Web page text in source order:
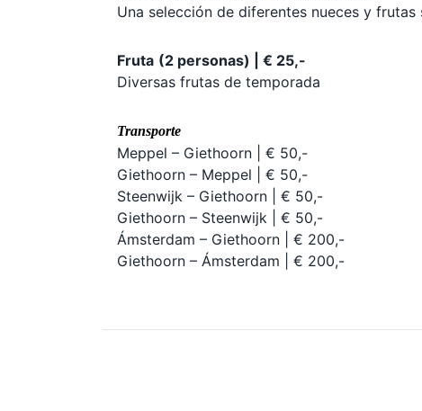
Una selección de diferentes nueces y frutas
Fruta (2 personas) | € 25,-
Diversas frutas de temporada
Transporte
Meppel – Giethoorn | € 50,-
Giethoorn – Meppel | € 50,-
Steenwijk – Giethoorn | € 50,-
Giethoorn – Steenwijk | € 50,-
Ámsterdam – Giethoorn | € 200,-
Giethoorn – Ámsterdam | € 200,-